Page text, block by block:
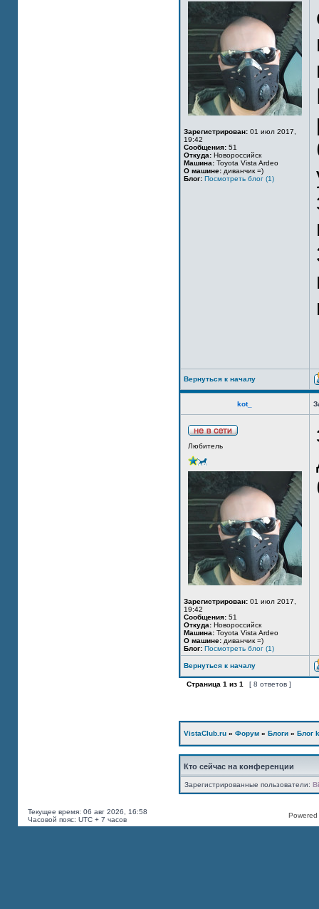
Зарегистрирован: 01 июл 2017,
19:42
Сообщения: 51
Откуда: Новороссийск
Машина: Toyota Vista Ardeo
О машине: диванчик =)
Блог: Посмотреть блог (1)
Вернуться к началу
kot_
Любитель
Зарегистрирован: 01 июл 2017,
19:42
Сообщения: 51
Откуда: Новороссийск
Машина: Toyota Vista Ardeo
О машине: диванчик =)
Блог: Посмотреть блог (1)
Вернуться к началу
Страница 1 из 1 [ 8 ответов ]
VistaClub.ru » Форум » Блоги » Блог
Кто сейчас на конференции
Зарегистрированные пользователи:
Текущее время: 06 авг 2026, 16:58
Часовой пояс: UTC + 7 часов